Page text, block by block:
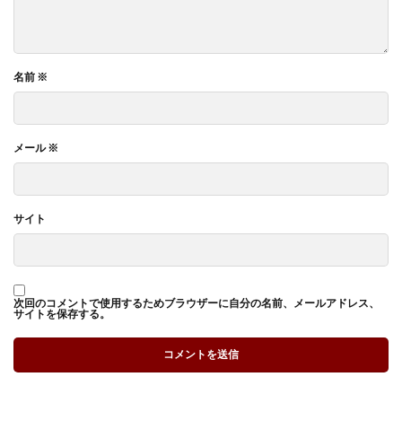
名前 ※
メール※
サイト
次回のコメントで使用するためブラウザーに自分の名前、メールアドレス、
サイトを保存する。